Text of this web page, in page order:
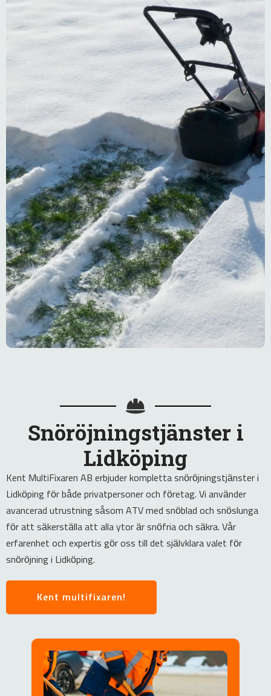
Snöröjningstjänster i
Lidköping
Kent MultiFixaren AB erbjuder kompletta snöröjningstjänster i
Lidköping för både privatpersoner och företag. Vi använder
avancerad utrustning såsom ATV med snöblad och snöslunga
för att säkerställa att alla ytor är snöfria och säkra. Vår
erfarenhet och expertis gör oss till det självklara valet för
snöröjning i Lidköping.
Kent multifixaren!